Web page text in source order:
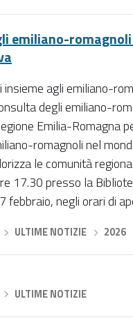
emiliano-
insieme agli emiliano-
degli emiliano-
Emilia-Romagna
romagnoli nel
le comunità
17.30 presso la
febbraio, negli orari di
ULTIME NOTIZIE 2026
ULTIME NOTIZIE